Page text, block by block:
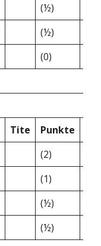
(½)
(½)
(0)
Tite Punkte
(2)
(1)
(½)
(½)